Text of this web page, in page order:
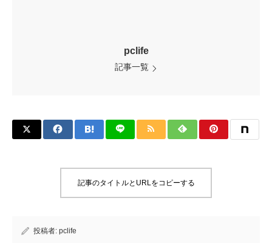
pclife
記事一覧
記事のタイトルとURLをコピーする
投稿者: pclife